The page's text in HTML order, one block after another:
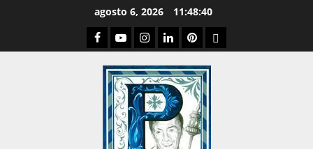
agosto 6, 2026 11:48:41
Facebook
YoutubeInstagram
LinkedPinterestDribbble